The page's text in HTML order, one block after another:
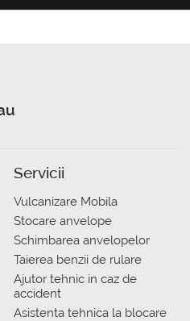
Servicii
Vulcanizare Mobila
Stocare anvelope
Schimbarea anvelopelor
Taierea benzii de rulare
Ajutor tehnic in caz de
accident
Asistenta tehnica la blocare